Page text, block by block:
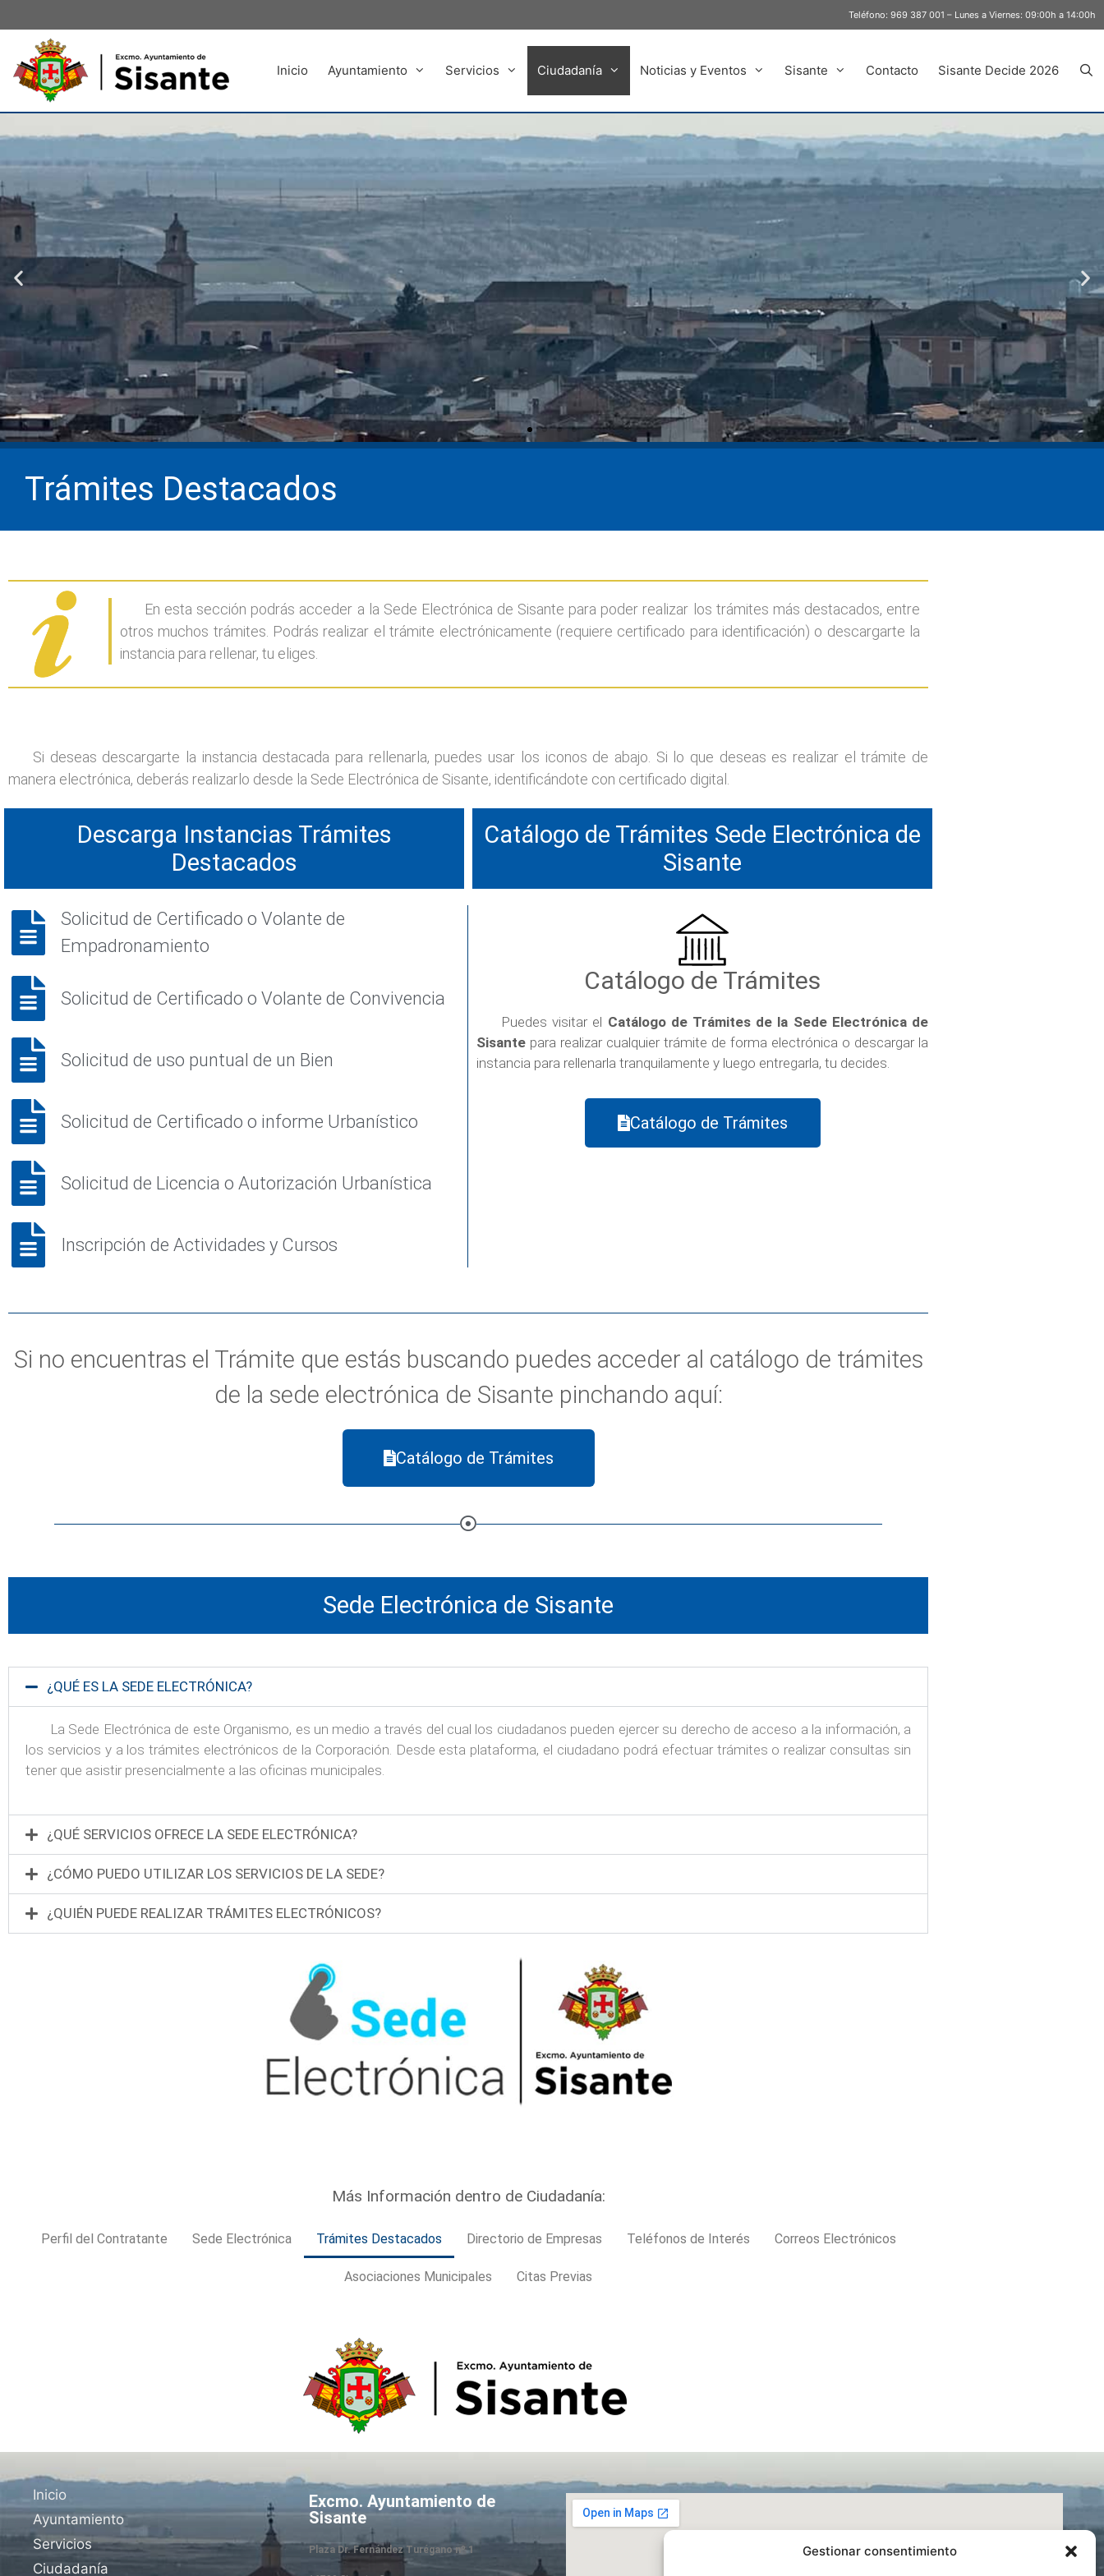
Gestionar consentimiento
Teléfono: 969 387 001 – Lunes a Viernes: 09:00h a 14:00h
Inicio Ayuntamiento Servicios Ciudadanía Noticias y Eventos Sisante Contacto Sisante Decide 2026
Trámites Destacados
En esta sección podrás acceder a la Sede Electrónica de Sisante para poder realizar los trámites más destacados, entre
otros muchos trámites. Podrás realizar el trámite electrónicamente (requiere certificado para identificación) o descargarte la
instancia para rellenar, tu eliges.
Si deseas descargarte la instancia destacada para rellenarla, puedes usar los iconos de abajo. Si lo que deseas es realizar el trámite de
manera electrónica, deberás realizarlo desde la Sede Electrónica de Sisante, identificándote con certificado digital.
Descarga Instancias Trámites
Destacados
Solicitud de Certificado o Volante de
Empadronamiento
Solicitud de Certificado o Volante de Convivencia
Solicitud de uso puntual de un Bien
Solicitud de Certificado o informe Urbanístico
Solicitud de Licencia o Autorización Urbanística
Inscripción de Actividades y Cursos
Catálogo de Trámites Sede Electrónica de
Sisante
Catálogo de Trámites
Puedes visitar el Catálogo de Trámites de la Sede Electrónica de
Sisante para realizar cualquier trámite de forma electrónica o descargar la
instancia para rellenarla tranquilamente y luego entregarla, tu decides.
Catálogo de Trámites
Si no encuentras el Trámite que estás buscando puedes acceder al catálogo de trámites
de la sede electrónica de Sisante pinchando aquí:
Catálogo de Trámites
Sede Electrónica de Sisante
¿QUÉ ES LA SEDE ELECTRÓNICA?
La Sede Electrónica de este Organismo, es un medio a través del cual los ciudadanos pueden ejercer su derecho de acceso a la información, a
los servicios y a los trámites electrónicos de la Corporación. Desde esta plataforma, el ciudadano podrá efectuar trámites o realizar consultas sin
tener que asistir presencialmente a las oficinas municipales.
¿QUÉ SERVICIOS OFRECE LA SEDE ELECTRÓNICA?
¿CÓMO PUEDO UTILIZAR LOS SERVICIOS DE LA SEDE?
¿QUIÉN PUEDE REALIZAR TRÁMITES ELECTRÓNICOS?
Más Información dentro de Ciudadanía:
Perfil del Contratante Sede Electrónica Trámites Destacados Directorio de Empresas Teléfonos de Interés Correos Electrónicos
Asociaciones Municipales Citas Previas
Inicio
Ayuntamiento
Servicios
Ciudadanía
Excmo. Ayuntamiento de
Sisante
Plaza Dr. Fernández Turégano nº 1